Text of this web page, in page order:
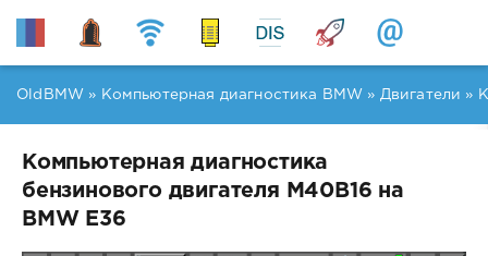
OldBMW » Компьютерная диагностика BMW » Двигатели »
Компьютерная диагностика
бензинового двигателя M40B16 на
BMW E36